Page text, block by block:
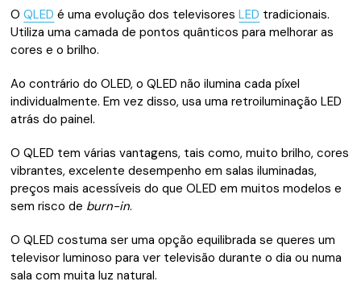
OQLED é uma evolução dos televisoresLED tradicionais.
Utiliza uma camada de pontos quânticos para melhorar as
cores e o brilho.
Ao contrário do OLED, o QLED não ilumina cada píxel
individualmente. Em vez disso, usa uma retroiluminação LED
atrás do painel.
O QLED tem várias vantagens, tais como, muito brilho, cores
vibrantes, excelente desempenho em salas iluminadas,
preços mais acessíveis do que OLED em muitos modelos e
sem risco de burn-in.
O QLED costuma ser uma opção equilibrada se queres um
televisor luminoso para ver televisão durante o dia ou numa
sala com muita luz natural.